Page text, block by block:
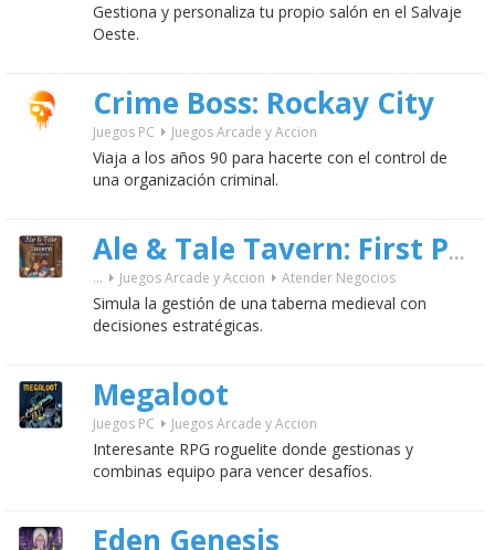
Gestiona y personaliza tu propio salón en el Salvaje
Oeste.
Crime Boss: Rockay City
Juegos PC Juegos Arcade y Accion
Viaja a los años 90 para hacerte con el control de
una organización criminal.
Ale & Tale Tavern: First Pints
... Juegos Arcade y Accion Atender Negocios
Simula la gestión de una taberna medieval con
decisiones estratégicas.
Megaloot
Juegos PC Juegos Arcade y Accion
Interesante RPG roguelite donde gestionas y
combinas equipo para vencer desafíos.
Eden Genesis